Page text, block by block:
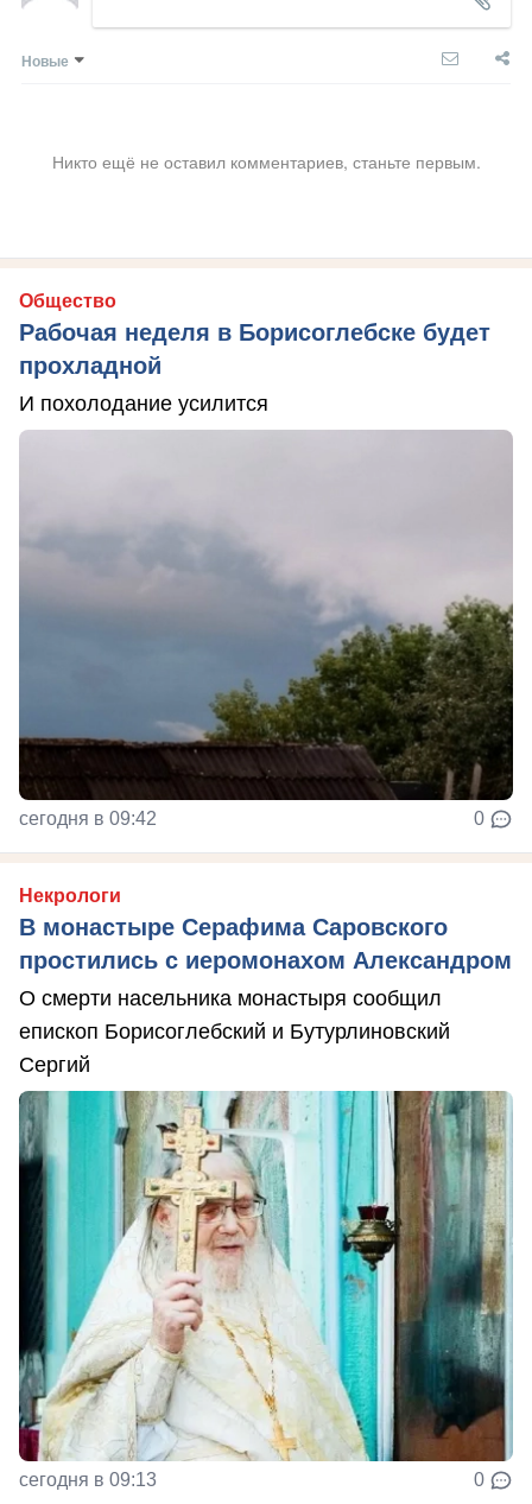
Новые
Никто ещё не оставил комментариев, станьте первым.
Общество
Рабочая неделя в Борисоглебске будет
прохладной
И похолодание усилится
сегодня в 09:42 0
Некрологи
В монастыре Серафима Саровского
простились с иеромонахом Александром
О смерти насельника монастыря сообщил
епископ Борисоглебский и Бутурлиновский
Сергий
сегодня в 09:13 0